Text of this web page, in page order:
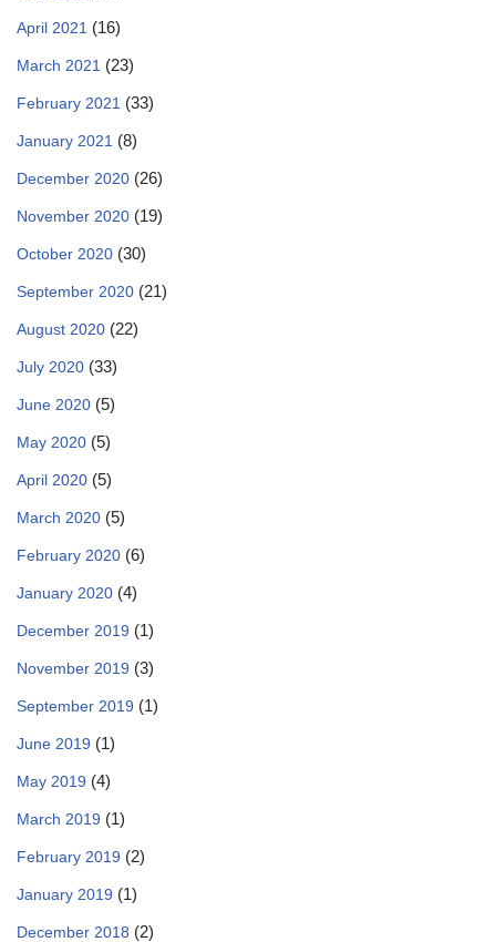
April 2021 (16)
March 2021 (23)
February 2021 (33)
January 2021 (8)
December 2020 (26)
November 2020 (19)
October 2020 (30)
September 2020 (21)
August 2020 (22)
July 2020 (33)
June 2020 (5)
May 2020 (5)
April 2020 (5)
March 2020 (5)
February 2020 (6)
January 2020 (4)
December 2019 (1)
November 2019 (3)
September 2019 (1)
June 2019 (1)
May 2019 (4)
March 2019 (1)
February 2019 (2)
January 2019 (1)
December 2018 (2)